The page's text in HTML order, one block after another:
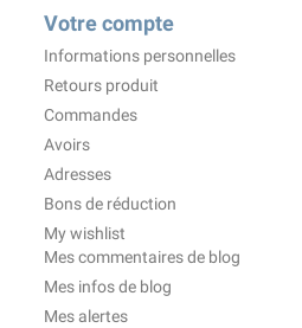
Votre compte
Informations personnelles
Retours produit
Commandes
Avoirs
Adresses
Bons de réduction
My wishlist
Mes commentaires de blog
Mes infos de blog
Mes alertes